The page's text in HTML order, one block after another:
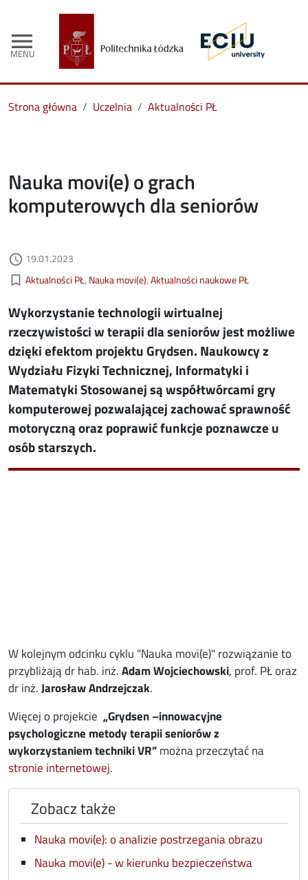
menu
MENU
Strona główna Uczelnia Aktualności PŁ
Nauka movi(e) o grach
komputerowych dla seniorów
access_time Data dodania
19.01.2023
bookmark_border Kategorie aktualności
Aktualności PŁ Nauka movi(e) Aktualności naukowe PŁ
Wykorzystanie technologii wirtualnej
rzeczywistości w terapii dla seniorów jest możliwe
dzięki efektom projektu Grydsen. Naukowcy z
Wydziału Fizyki Technicznej, Informatyki i
Matematyki Stosowanej są współtwórcami gry
komputerowej pozwalającej zachować sprawność
motoryczną oraz poprawić funkcje poznawcze u
osób starszych.
W kolejnym odcinku cyklu "Nauka movi(e)" rozwiązanie to
przybliżają dr hab. inż.Adam Wojciechowski, prof. PŁ oraz
dr inż.Jarosław Andrzejczak.
Więcej o projekcie „Grydsen –innowacyjne
psychologiczne metody terapii seniorów z
wykorzystaniem techniki VR”można przeczytać na
stronie internetowejopens in new window
.
Zobacz także
Nauka movi(e): o analizie postrzegania obrazu
Nauka movi(e) - w kierunku bezpieczeństwa